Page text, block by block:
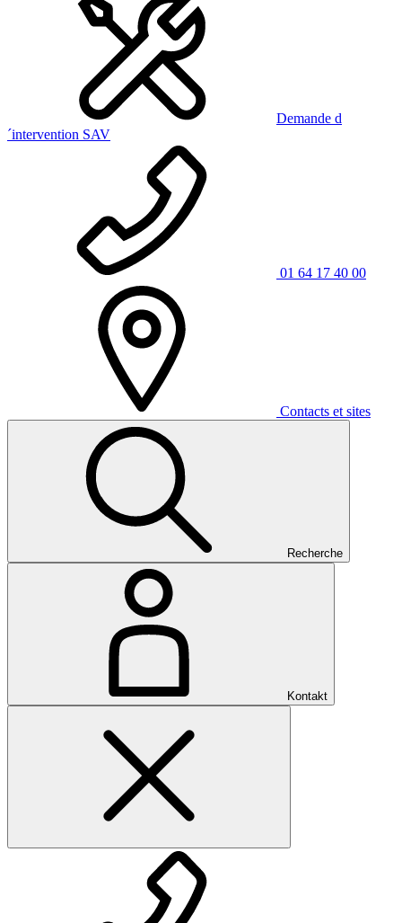
Demande d
´intervention SAV
01 64 17 40 00
Contacts et sites
Recherche
Kontakt